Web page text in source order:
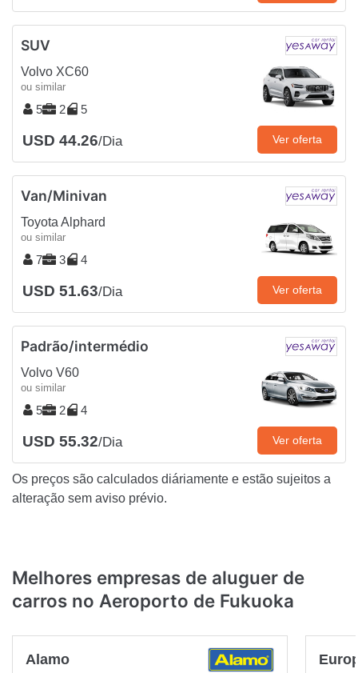
SUV
Volvo XC60
ou similar
5 2 5
USD 44.26/Dia Ver oferta
Van/Minivan
Toyota Alphard
ou similar
7 3 4
USD 51.63/Dia Ver oferta
Padrão/intermédio
Volvo V60
ou similar
5 2 4
USD 55.32/Dia Ver oferta
Os preços são calculados diáriamente e estão sujeitos a
alteração sem aviso prévio.
Melhores empresas de aluguer de
carros no Aeroporto de Fukuoka
Alamo